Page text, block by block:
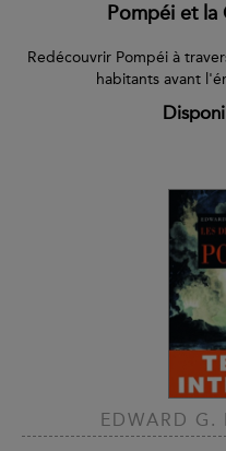
Pompéi et la
Redécouvrir Pompéi à
habitants avant
EDWARD G.